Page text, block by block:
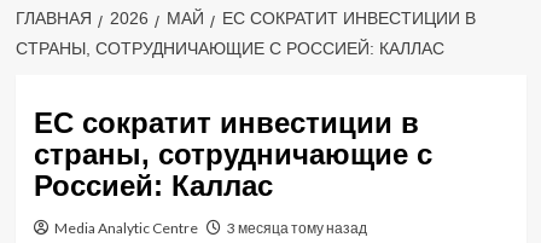
ГЛАВНАЯ 2026 МАЙ
ЕС СОКРАТИТ ИНВЕСТИЦИИ В
СТРАНЫ, СОТРУДНИЧАЮЩИЕ С РОССИЕЙ: КАЛЛАС
ЕС сократит инвестиции в
страны, сотрудничающие с
Россией: Каллас
Media Analytic Centre 3 месяца тому назад